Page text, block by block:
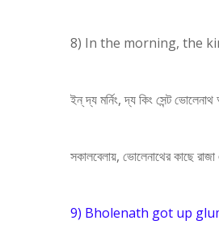
8) In the morning, the
ইন্‌ দ্য মর্নিং, দ্য কিং সেন্ট
সকালবেলায়, ভোলেনাথের কাছে
9) Bholenath got up